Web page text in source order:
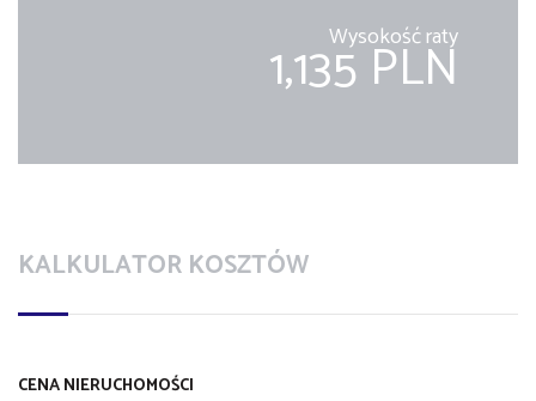
Wysokość raty
1,135 PLN
KALKULATOR KOSZTÓW
CENA NIERUCHOMOŚCI